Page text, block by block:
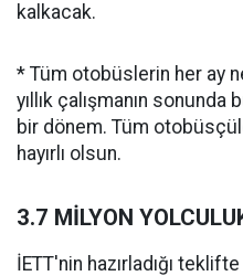
kalkacak.
* Tüm otobüslerin her ay
yıllık çalışmanın
bir dönem. Tüm
hayırlı olsun.
3.7 MİLYON
İETT'nin hazırladığı